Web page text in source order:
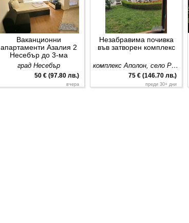
50 € (97.80 лв.)
вчера
Ваканционни
апартаменти Азалия 2
Несебър до 3-ма
почиващи
град Несебър
75 € (146.70 лв.)
преди 30+ дни
Незабравима почивка
във затворен комплекс
комплекс Аполон, село Равда